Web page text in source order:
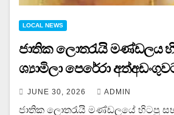
LOCAL NEWS
ජාතික ලොතරැයි මණ්ඩලය
ශ්‍යාමිලා පෙරේරා
JUNE 30, 2026 ADMIN
ජාතික ලොතරැයි මණ්ඩලයේ හිටපු